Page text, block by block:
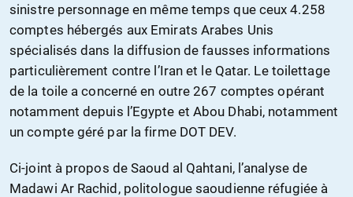
sinistre personnage en même temps que ceux 4.258
comptes hébergés aux Emirats Arabes Unis
spécialisés dans la diffusion de fausses informations
particulièrement contre l’Iran et le Qatar. Le toilettage
de la toile a concerné en outre 267 comptes opérant
notamment depuis l’Egypte et Abou Dhabi, notamment
un compte géré par la firme DOT DEV.
Ci-joint à propos de Saoud al Qahtani, l’analyse de
Madawi Ar Rachid, politologue saoudienne réfugiée à